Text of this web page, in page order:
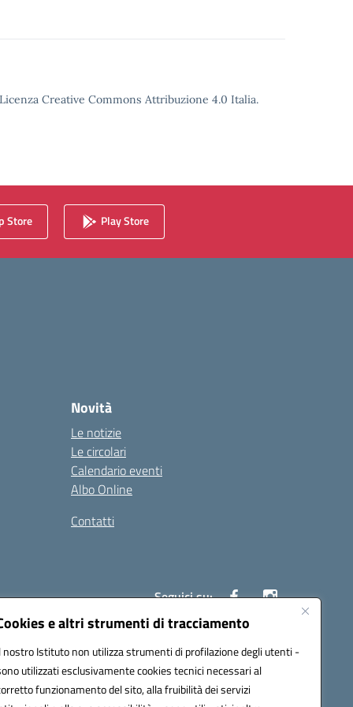
e altri strumenti di tracciamento
nostro Istituto non utilizza strumenti di profilazione degli utenti -
utilizzati esclusivamente cookies tecnici necessari al
funzionamento del sito, alla fruibilità dei servizi
Creative Commons Attribuzione 4.0 Italia.
Store Play Store
Novità
Le notizie
Le circolari
Calendario eventi
Albo Online
Contatti
Seguici su: